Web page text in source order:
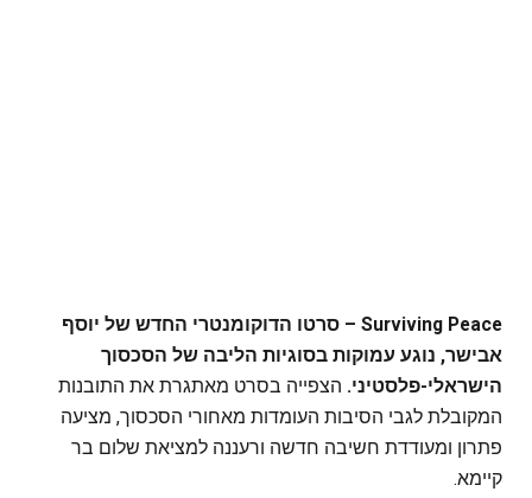
Surviving Peace – סרטו הדוקומנטרי החדש של יוסף
אבישר, נוגע עמוקות בסוגיות הליבה של הסכסוך
הישראלי-פלסטיני. הצפייה בסרט מאתגרת את התובנות
המקובלת לגבי הסיבות העומדות מאחורי הסכסוך, מציעה
פתרון ומעודדת חשיבה חדשה ורעננה למציאת שלום בר
קיימא.